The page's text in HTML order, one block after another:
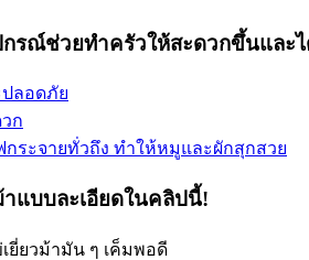
รณ์ช่วยทำครัวให้สะดวกขึ้นและ
ลอดภัย
ก
กระจายทั่วถึง ทำให้หมูและผักสุกสวย
แบบละเอียดในคลิปนี้!
ยี่ยวม้ามัน ๆ เค็มพอดี